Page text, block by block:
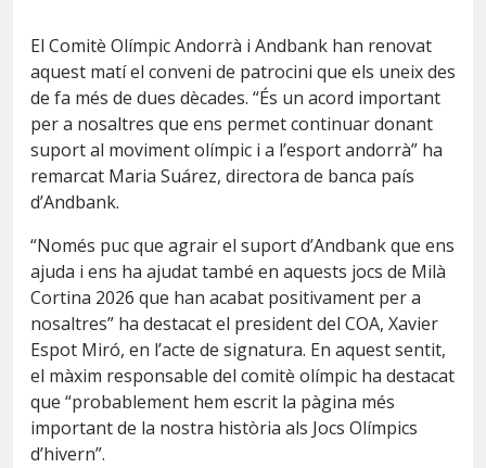
El Comitè Olímpic Andorrà i Andbank han renovat
aquest matí el conveni de patrocini que els uneix des
de fa més de dues dècades. “És un acord important
per a nosaltres que ens permet continuar donant
suport al moviment olímpic i a l’esport andorrà” ha
remarcat Maria Suárez, directora de banca país
d’Andbank.
“Només puc que agrair el suport d’Andbank que ens
ajuda i ens ha ajudat també en aquests jocs de Milà
Cortina 2026 que han acabat positivament per a
nosaltres” ha destacat el president del COA, Xavier
Espot Miró, en l’acte de signatura. En aquest sentit,
el màxim responsable del comitè olímpic ha destacat
que “probablement hem escrit la pàgina més
important de la nostra història als Jocs Olímpics
d’hivern”.